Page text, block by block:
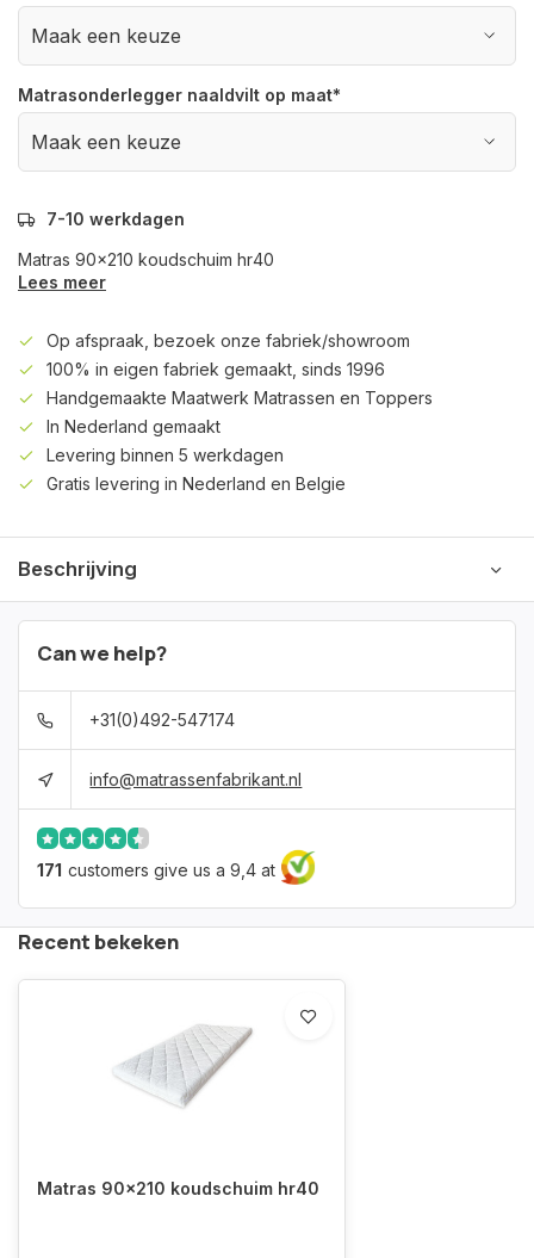
Matrasonderlegger naaldvilt op maat*
7-10 werkdagen
Matras 90x210 koudschuim hr40
Lees meer
Op afspraak, bezoek onze fabriek/showroom
100% in eigen fabriek gemaakt, sinds 1996
Handgemaakte Maatwerk Matrassen en Toppers
In Nederland gemaakt
Levering binnen 5 werkdagen
Gratis levering in Nederland en Belgie
Beschrijving
Can we help?
+31(0)492-547174
info@matrassenfabrikant.nl
171 customers give us a 9,4 at
Recent bekeken
Matras 90x210 koudschuim hr40